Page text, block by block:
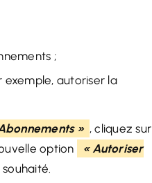
;
autoriser la
» , cliquez sur
option
« Autoriser